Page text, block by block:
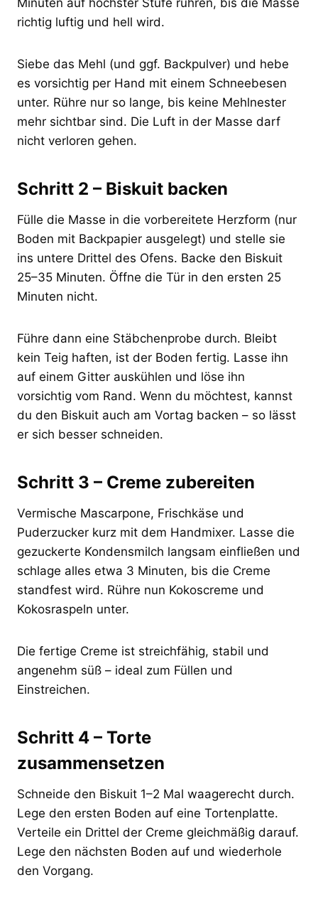
richtig luftig und hell wird.
Siebe das Mehl (und ggf. Backpulver) und hebe
es vorsichtig per Hand mit einem Schneebesen
unter. Rühre nur so lange, bis keine Mehlnester
mehr sichtbar sind. Die Luft in der Masse darf
nicht verloren gehen.
Schritt 2 – Biskuit backen
Fülle die Masse in die vorbereitete Herzform (nur
Boden mit Backpapier ausgelegt) und stelle sie
ins untere Drittel des Ofens. Backe den Biskuit
25–35 Minuten. Öffne die Tür in den ersten 25
Minuten nicht.
Führe dann eine Stäbchenprobe durch. Bleibt
kein Teig haften, ist der Boden fertig. Lasse ihn
auf einem Gitter auskühlen und löse ihn
vorsichtig vom Rand. Wenn du möchtest, kannst
du den Biskuit auch am Vortag backen – so lässt
er sich besser schneiden.
Schritt 3 – Creme zubereiten
Vermische Mascarpone, Frischkäse und
Puderzucker kurz mit dem Handmixer. Lasse die
gezuckerte Kondensmilch langsam einfließen und
schlage alles etwa 3 Minuten, bis die Creme
standfest wird. Rühre nun Kokoscreme und
Kokosraspeln unter.
Die fertige Creme ist streichfähig, stabil und
angenehm süß – ideal zum Füllen und
Einstreichen.
Schritt 4 – Torte
zusammensetzen
Schneide den Biskuit 1–2 Mal waagerecht durch.
Lege den ersten Boden auf eine Tortenplatte.
Verteile ein Drittel der Creme gleichmäßig darauf.
Lege den nächsten Boden auf und wiederhole
den Vorgang.